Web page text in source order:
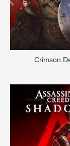
Crimson